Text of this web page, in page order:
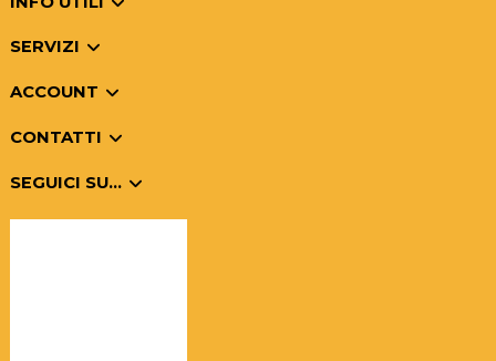
SERVIZI
ACCOUNT
CONTATTI
SEGUICI SU...